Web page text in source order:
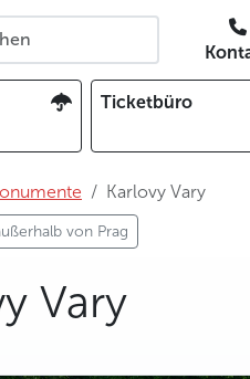
Ticketbüro
Karlovy Vary
von Prag
Vary